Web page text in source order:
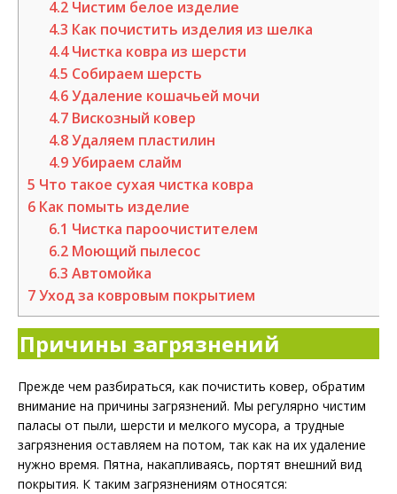
4.2 Чистим белое изделие
4.3 Как почистить изделия из шелка
4.4Чистка ковра из шерсти
4.5 Собираем шерсть
4.6Удаление кошачьей мочи
4.7 Вискозный ковер
4.8Удаляем пластилин
4.9Убираем слайм
5 Что такое сухая чистка ковра
6 Как помыть изделие
6.1 Чистка пароочистителем
6.2 Моющий пылесос
6.3 Автомойка
7Уход за ковровым покрытием
Причины загрязнений
Прежде чем разбираться, как почистить ковер, обратим
внимание на причины загрязнений. Мы регулярно чистим
паласы от пыли, шерсти и мелкого мусора, а трудные
загрязнения оставляем на потом, так как на их удаление
нужно время. Пятна, накапливаясь, портят внешний вид
покрытия. К таким загрязнениям относятся: